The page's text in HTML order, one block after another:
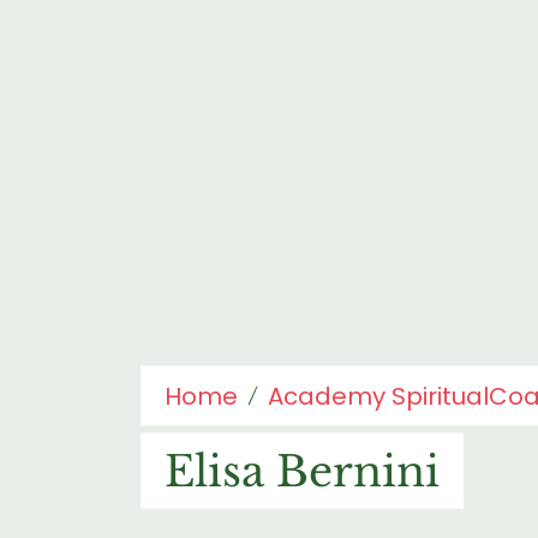
Home Academy
Elisa Bernini